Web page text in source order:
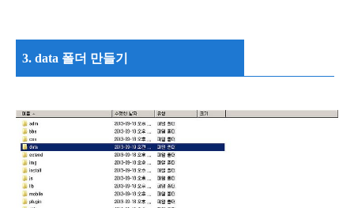
3. data 폴더 만들기